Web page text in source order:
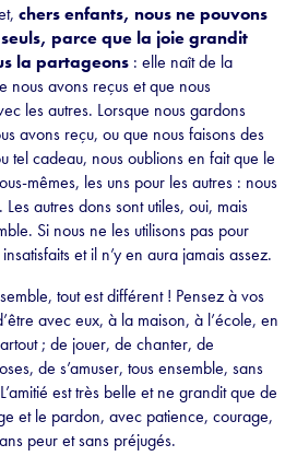
chers enfants, nous ne pouvons
parce que la joie grandit
la partageons : elle naît de la
nous avons reçus et que nous
les autres. Lorsque nous gardons
avons reçu, ou que nous faisons des
tel cadeau, nous oublions en fait que le
mêmes, les uns pour les autres : nous
autres dons sont utiles, oui, mais
Si nous ne les utilisons pas pour
et il n’y en aura jamais assez.
tout est différent ! Pensez à vos
avec eux, à la maison, à l’école, en
; de jouer, de chanter, de
de s’amuser, tous ensemble, sans
est très belle et ne grandit que de
et le pardon, avec patience, courage,
peur et sans préjugés.